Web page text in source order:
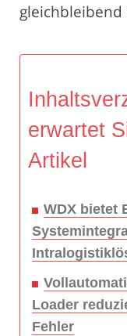
erwartet
Artikel
WDX bietet
Loader
Fehler